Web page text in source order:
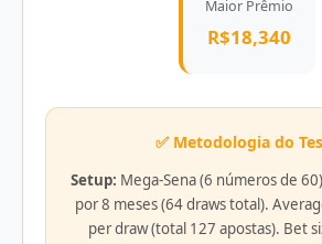
Maior Prêmio
R$18,340
✅ Metodologia do
Setup: Mega-Sena (6 números de
por 8 meses (64 draws total).
per draw (total 127 apostas). Bet